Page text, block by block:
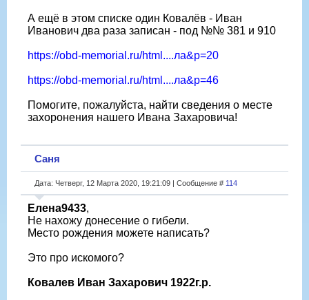
А ещё в этом списке один Ковалёв - Иван
Иванович два раза записан - под №№ 381 и 910
https://obd-memorial.ru/html....ла&p=20
https://obd-memorial.ru/html....ла&p=46
Помогите, пожалуйста, найти сведения о месте
захоронения нашего Ивана Захаровича!
Саня
Дата: Четверг, 12 Марта 2020, 19:21:09 | Сообщение # 114
Елена9433,
Не нахожу донесение о гибели.
Место рождения можете написать?
Это про искомого?
Ковалев Иван Захарович 1922г.р.